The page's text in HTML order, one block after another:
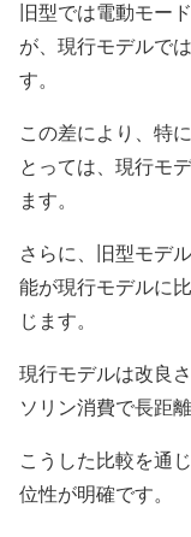
旧型では電動モー
が、現行モデルで
す。
この差により、特
とっては、現行モ
ます。
さらに、旧型モデ
能が現行モデルに
じます。
現行モデルは改良
ソリン消費で長距
こうした比較を通
位性が明確です。